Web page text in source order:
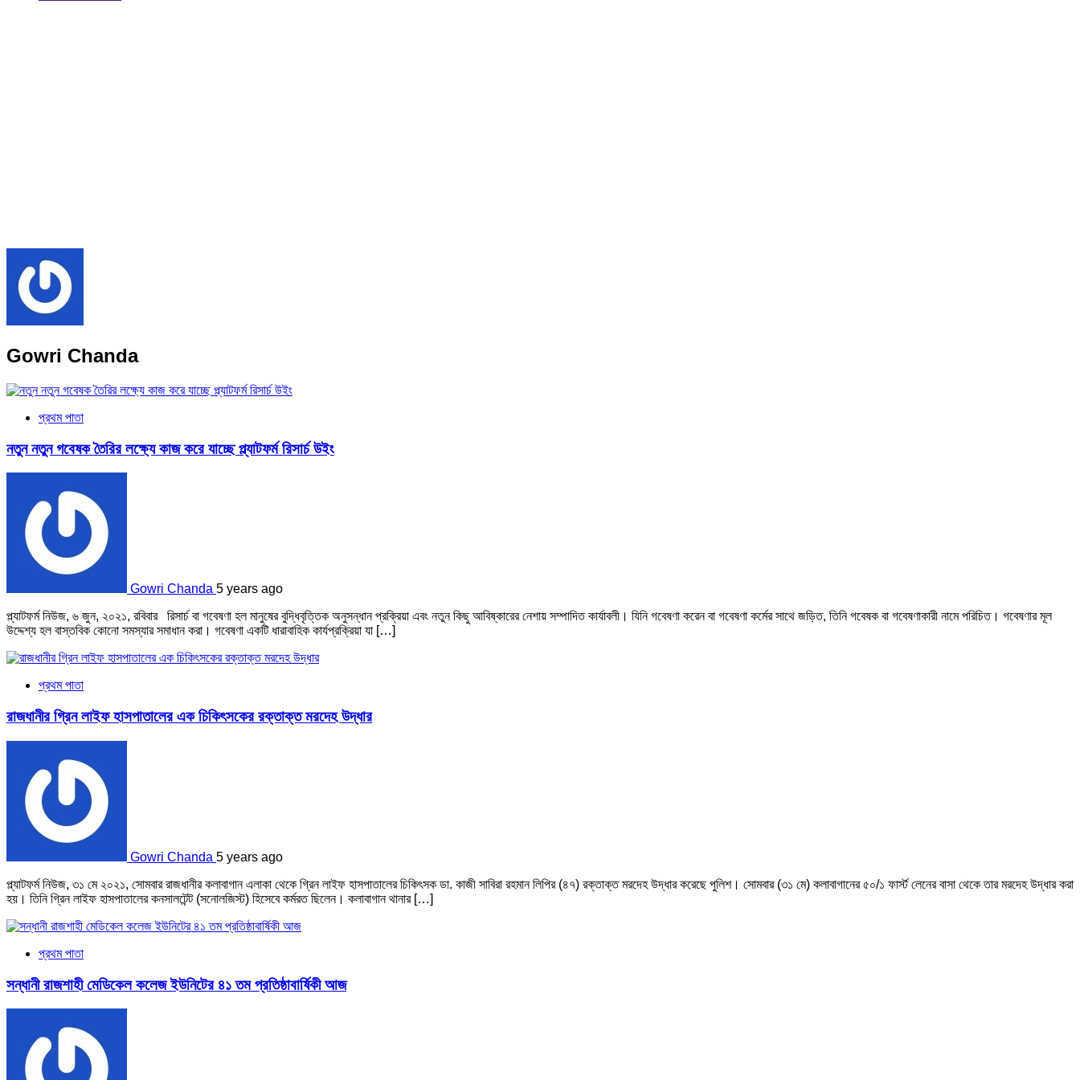
Gowri Chanda
প্রথম পাতা
নতুন নতুন গবেষক তৈরির লক্ষ্যে কাজ করে যাচ্ছে প্ল্যাটফর্ম রিসার্চ উইং
Gowri Chanda 5 years ago
প্ল্যাটফর্ম নিউজ, ৬ জুন, ২০২১, রবিবার রিসার্চ বা গবেষণা হল মানুষের বুদ্ধিবৃত্তিক অনুসন্ধান প্রক্রিয়া এবং নতুন কিছু আবিষ্কারের নেশায় সম্পাদিত কার্যাবলী। যিনি গবেষণা করেন বা গবেষণা কর্মের সাথে জড়িত, তিনি গবেষক বা গবেষণাকারী নামে পরিচিত। গবেষণার মূল
উদ্দেশ্য হল বাস্তবিক কোনো সমস্যার সমাধান করা। গবেষণা একটি ধারাবাহিক কার্যপ্রক্রিয়া যা […]
প্রথম পাতা
রাজধানীর গ্রিন লাইফ হাসপাতালের এক চিকিৎসকের রক্তাক্ত মরদেহ উদ্ধার
Gowri Chanda 5 years ago
প্ল্যাটফর্ম নিউজ, ৩১ মে ২০২১, সোমবার রাজধানীর কলাবাগান এলাকা থেকে গ্রিন লাইফ হাসপাতালের চিকিৎসক ডা. কাজী সাবিরা রহমান লিপির (৪৭) রক্তাক্ত মরদেহ উদ্ধার করেছে পুলিশ। সোমবার (৩১ মে) কলাবাগানের ৫০/১ ফার্স্ট লেনের বাসা থেকে তার মরদেহ উদ্ধার করা
হয়। তিনি গ্রিন লাইফ হাসপাতালের কনসালটেন্ট (সনোলজিস্ট) হিসেবে কর্মরত ছিলেন। কলাবাগান থানার […]
প্রথম পাতা
সন্ধানী রাজশাহী মেডিকেল কলেজ ইউনিটের ৪১ তম প্রতিষ্ঠাবার্ষিকী আজ